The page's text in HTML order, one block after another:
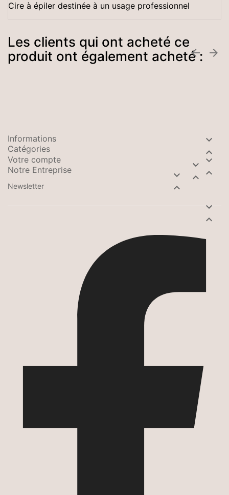
Cire à épiler destinée à un usage professionnel
Les clients qui ont acheté ce
produit ont également acheté :
 
Informations


Catégories


Votre compte


Notre Entreprise


Newsletter

